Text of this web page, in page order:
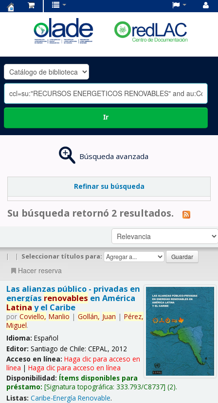
OLADE
-
Ir
Búsqueda avanzada
Refinar su búsqueda
Su búsqueda retornó 2 resultados.
| | Seleccionar títulos para:
Hacer reserva
Las alianzas público - privadas en
energías renovables en América
Latina y el Caribe
por Coviello, Manlio | Gollán, Juan | Pérez,
Miguel.
Idioma: Español
Editor: Santiago de Chile: CEPAL, 2012
Acceso en línea: Haga clic para acceso en
línea | Haga clic para acceso en línea
Disponibilidad: Ítems disponibles para
préstamo: Signatura topográfica: 333.793/C8737 (2).
Listas: Caribe-Energía Renovable.